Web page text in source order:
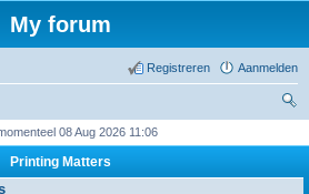
My forum
Aanmelden
Registreren
n
08 Aug 2026 11:06
Printing Matters